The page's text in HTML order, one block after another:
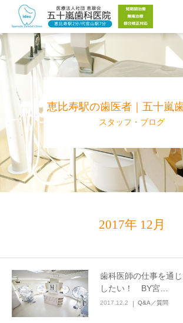
恵比寿駅の歯医者｜五十嵐
スタッフ・ブログ
2017年 12月
歯科医師の仕事を通
したい！ BY宮…
2017.12.2 Q&A／質問
Web予約
医院紹介
診療時間／アクセス
診療メニュー